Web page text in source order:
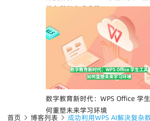
助力学习方式升级
数字教育新时代：WPS Office 学
何重塑未来学习环境
首页 博客列表 成功利用WPS AI解决复杂